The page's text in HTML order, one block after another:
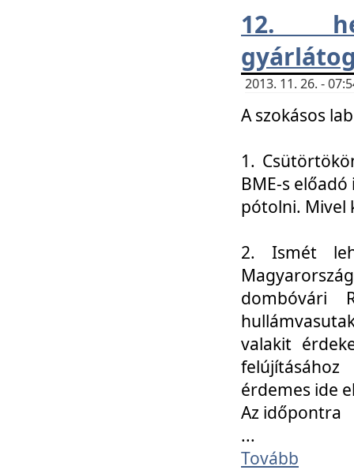
12.
2013. 11. 26. -
A szokásos
1.
BME-s
pótolni. Mivel
2. Ismét
dombóvári
valakit
érdemes ide
Az időpontra
...
Tovább